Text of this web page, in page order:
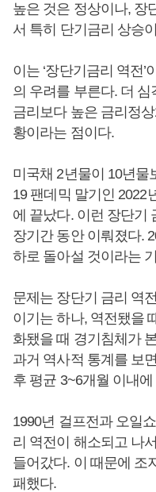
높은 것은 정상이나, 장
서 특히 단기금리 상승
이는 ‘장단기금리 역전
의 우려를 부른다. 더 심
금리보다 높은 금리정
황이라는 점이다.
미국채 2년물이 10년물
19 팬데믹 말기인 2022
에 끝났다. 이런 장단기
장기간 동안 이뤄졌다.
하로 돌아설 것이라는
문제는 장단기 금리 역
이기는 하나, 역전됐을
화됐을 때 경기침체가
과거 역사적 통계를 보
후 평균 3~6개월 이내
1990년 걸프전과 오일
리 역전이 해소되고 나
들어갔다. 이 때문에 조
패했다.